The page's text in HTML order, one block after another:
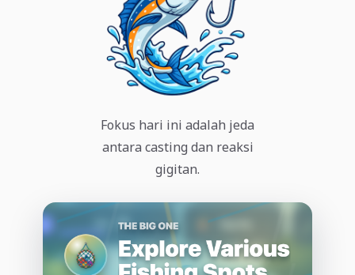
Fokus hari ini adalah jeda
antara casting dan reaksi
gigitan.